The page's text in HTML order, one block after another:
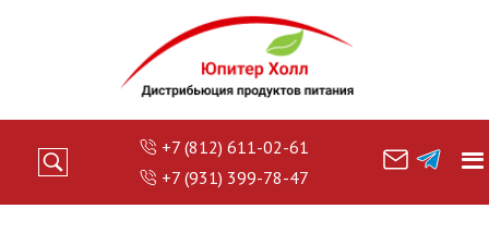
+7 (812) 611-02-61
+7 (931) 399-78-47